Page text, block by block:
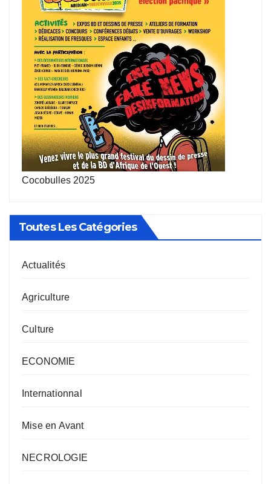
Cocobulles 2025
Toutes Les Catégories
Actualités
Agriculture
Culture
ECONOMIE
Internationnal
Mise en Avant
NECROLOGIE